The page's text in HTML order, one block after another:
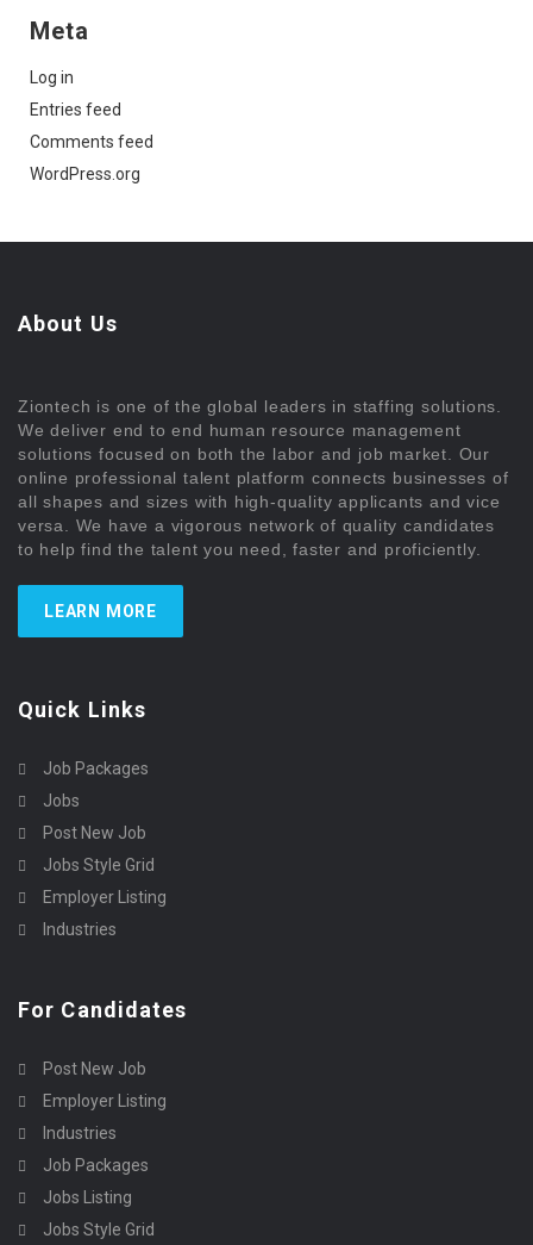
Meta
Log in
Entries feed
Comments feed
WordPress.org
About Us
Ziontech is one of the global leaders in staffing solutions.
We deliver end to end human resource management
solutions focused on both the labor and job market. Our
online professional talent platform connects businesses of
all shapes and sizes with high-quality applicants and vice
versa. We have a vigorous network of quality candidates
to help find the talent you need, faster and proficiently.
LEARN MORE
Quick Links
Job Packages
Jobs
Post New Job
Jobs Style Grid
Employer Listing
Industries
For Candidates
Post New Job
Employer Listing
Industries
Job Packages
Jobs Listing
Jobs Style Grid